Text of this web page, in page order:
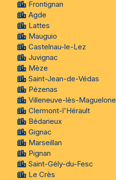
Frontignan
Agde
Lattes
Mauguio
Castelnau-le-Lez
Juvignac
Mèze
Saint-Jean-de-Védas
Pézenas
Villeneuve-lès-Maguelone
Clermont-l'Hérault
Bédarieux
Gignac
Marseillan
Pignan
Saint-Gély-du-Fesc
Le Crès